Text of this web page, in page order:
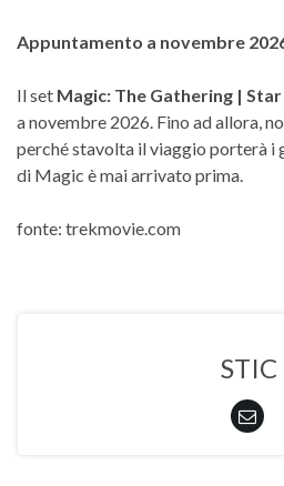
Appuntamento a novembre
Il set Magic: The Gathering |
a novembre 2026. Fino ad allora,
perché stavolta il viaggio porterà i
di Magic è mai arrivato prima.
fonte: trekmovie.com
STIC